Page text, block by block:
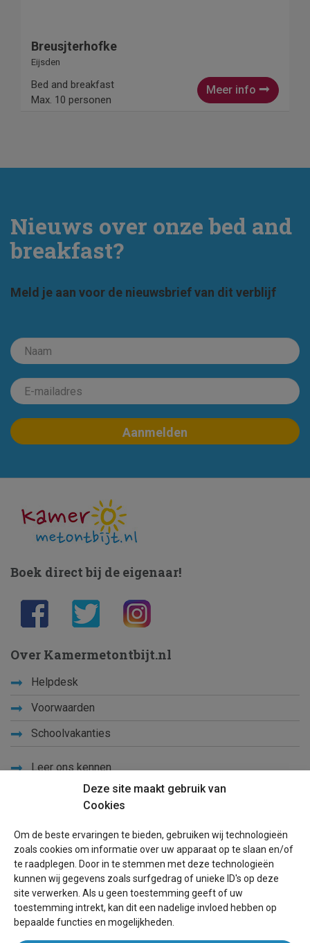
Breusjterhofke
Eijsden
Meer info
Bed and breakfast
Max. 10 personen
Nieuws over onze bed and
breakfast?
Meld je aan voor de nieuwsbrief van dit verblijf
Deze site maakt gebruik van
Cookies
Om de beste ervaringen te bieden, gebruiken wij technologieën
zoals cookies om informatie over uw apparaat op te slaan en/of
te raadplegen. Door in te stemmen met deze technologieën
kunnen wij gegevens zoals surfgedrag of unieke ID's op deze
site verwerken. Als u geen toestemming geeft of uw
toestemming intrekt, kan dit een nadelige invloed hebben op
bepaalde functies en mogelijkheden.
Boek direct bij de eigenaar!
Over Kamermetontbijt.nl
Helpdesk
Voorwaarden
Schoolvakanties
Leer ons kennen
Sitemap
Blog
Voor eigenaren